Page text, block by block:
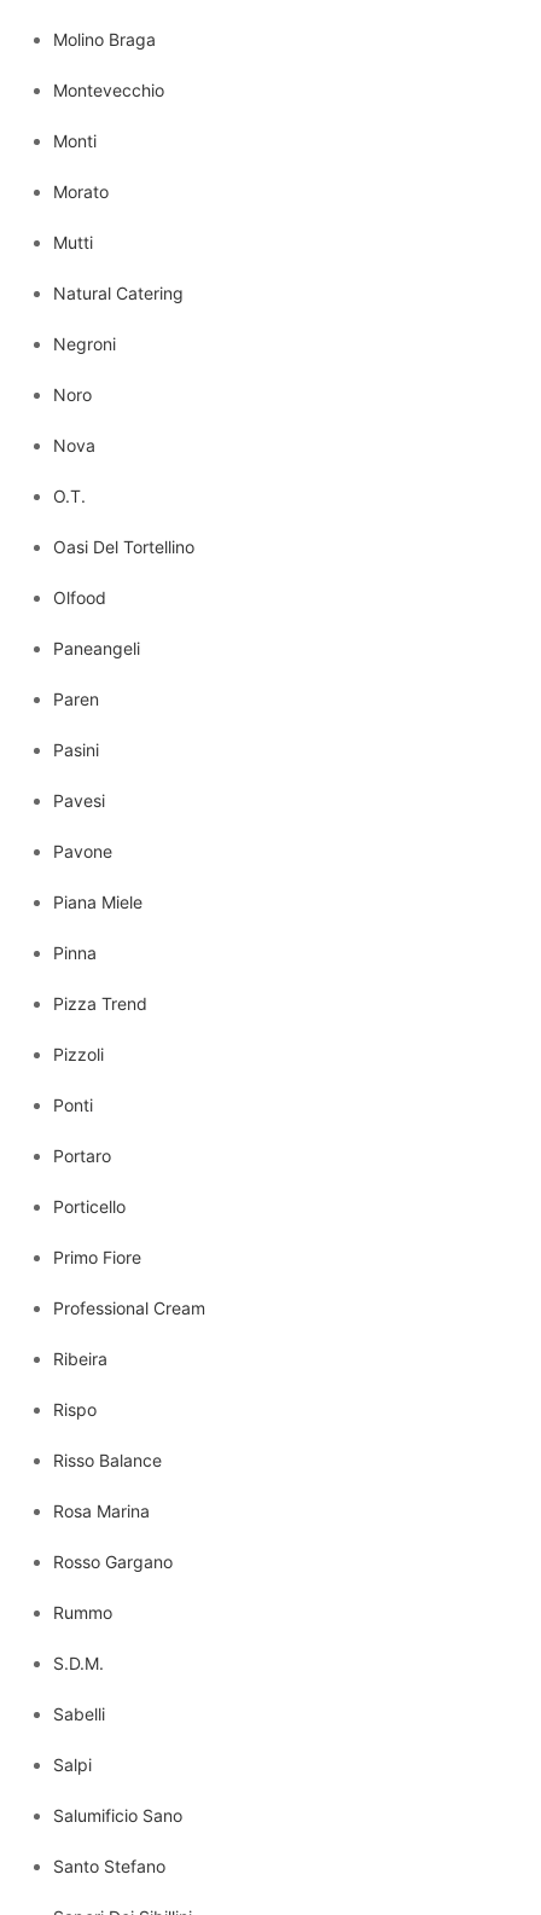
Molino Braga
Montevecchio
Monti
Morato
Mutti
Natural Catering
Negroni
Noro
Nova
O.T.
Oasi Del Tortellino
Olfood
Paneangeli
Paren
Pasini
Pavesi
Pavone
Piana Miele
Pinna
Pizza Trend
Pizzoli
Ponti
Portaro
Porticello
Primo Fiore
Professional Cream
Ribeira
Rispo
Risso Balance
Rosa Marina
Rosso Gargano
Rummo
S.D.M.
Sabelli
Salpi
Salumificio Sano
Santo Stefano